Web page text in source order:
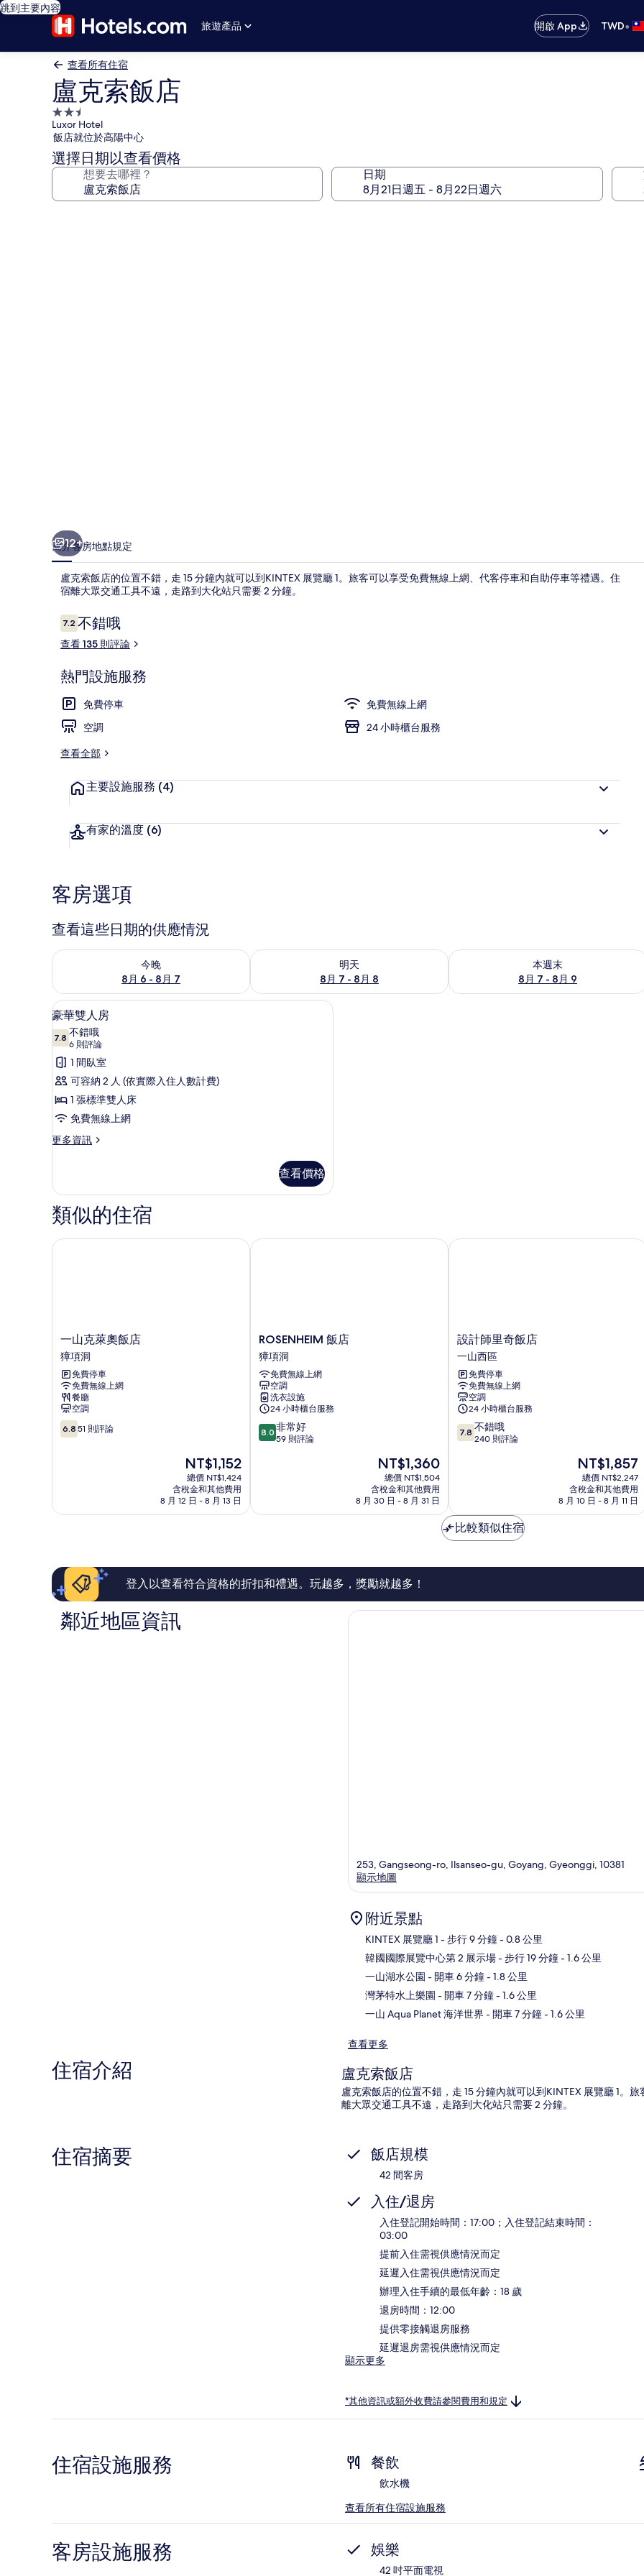
跳到主要內容
旅遊產品
開啟 App TWD•
查看所有住宿
盧克索飯店
2.5
星
級
住
宿
Luxor Hotel
飯店就位於高陽中心
選擇日期以查看價格
想要去哪裡？ 日期
豪華雙人房 | 書桌、熨斗/熨衣板、免費無線上網、床單
12+
簡介客房地點規定
盧克索飯店的位置不錯，走 15 分鐘內就可以到KINTEX 展覽廳 1。旅客可以享受免費無線上網、代客停車和自助停車等禮遇。住
宿離大眾交通工具不遠，走路到大化站只需要 2 分鐘。
評
論
7.27.2 分，滿分 10 分，
不錯哦
查看 135 則評論
熱門設施服務
免費停車
免費無線上網
空調
24 小時櫃台服務
查看全部
主要設施服務 (4)
有家的溫度 (6)
客房選項
查看這些日期的供應情況
今晚
8月 6 - 8月 7
查看今晚 (8月 6 - 8月 7) 的供應情況
明天
8月 7 - 8月 8
查看明天 (8月 7 - 8月 8) 的供應情況
本週末
8月 7 - 8月 9
查看本週末 (8月 7 - 8月 9) 的供應情況
顯
示
豪
華
雙
人
房
的
相
片
豪華雙人房 | 書桌、熨斗/熨衣板、免費無線上網、床單
7
豪華雙人房
7.87.8 分，滿分 10 分
不錯哦
6 則評論
(6
則
評
論)
1 間臥室
可容納 2 人 (依實際入住人數計費)
1 張標準雙人床
免費無線上網
更多資訊
更
雙
人
房
的
詳
查看價格
類似的住宿
一
山
克
萊
奧
飯
店
獐
項
一山克萊奧飯店
獐項洞
免費停車
免費無線上網
餐廳
空調
6.8
分，
評
6.8 51 則評論
現
在
價
格
為
NT$1,152
總價 NT$1,424
含稅金和其他費用
8 月 12 日 - 8 月 13 日
一山克萊奧飯店
ROSENHEIM
飯
店
獐
項
洞
ROSENHEIM 飯店
獐項洞
免費無線上網
空調
洗衣設施
24 小時櫃台服務
8.0
分，
常
評
論
8.0 非常好
59 則評論
現
在
價
格
為
NT$1,360
總價 NT$1,504
含稅金和其他費用
8 月 30 日 - 8 月 31 日
ROSENHEIM 飯店
設
里
奇
飯
店
一
山
設計師里奇飯店
一山西區
免費停車
免費無線上網
空調
24 小時櫃台服務
7.8
分，
錯
哦，
240
評
7.8 不錯哦
240 則評論
現
在
價
格
為
NT$1,857
總價 NT$2,247
含稅金和其他費用
8 月 10 日 - 8 月 11 日
設計師里奇飯店
比較類似住宿
登入以查看符合資格的折扣和禮遇。玩越多，獎勵就越多！
鄰近地區資訊
253, Gangseong-ro, Ilsanseo-gu, Goyang, Gyeonggi, 10381
顯示地圖
附近景點
KINTEX 展覽廳 1 - 步行 9 分鐘- 0.8 公里
韓國國際展覽中心第 2 展示場- 步行 19 分鐘- 1.6 公里
一山湖水公園 - 開車 6 分鐘- 1.8 公里
灣茅特水上樂園 - 開車 7 分鐘- 1.6 公里
一山 Aqua Planet 海洋世界 - 開車 7 分鐘- 1.6 公里
查看更多
住宿介紹 盧克索飯店
盧克索飯店的位置不錯，走 15 分鐘內就可以到KINTEX 展覽廳 1。
離大眾交通工具不遠，走路到大化站只需要 2 分鐘。
住宿摘要 飯店規模
42 間客房
入住/退房
入住登記開始時間：17:00；入住登記結束時間：
03:00
提前入住需視供應情況而定
延遲入住需視供應情況而定
辦理入住手續的最低年齡：18 歲
退房時間：12:00
提供零接觸退房服務
延遲退房需視供應情況而定
顯示更多
*其他資訊或額外收費請參閱費用和規定
住宿設施服務 餐飲
飲水機
查看所有住宿設施服務
客房設施服務 娛樂
42 吋平面電視